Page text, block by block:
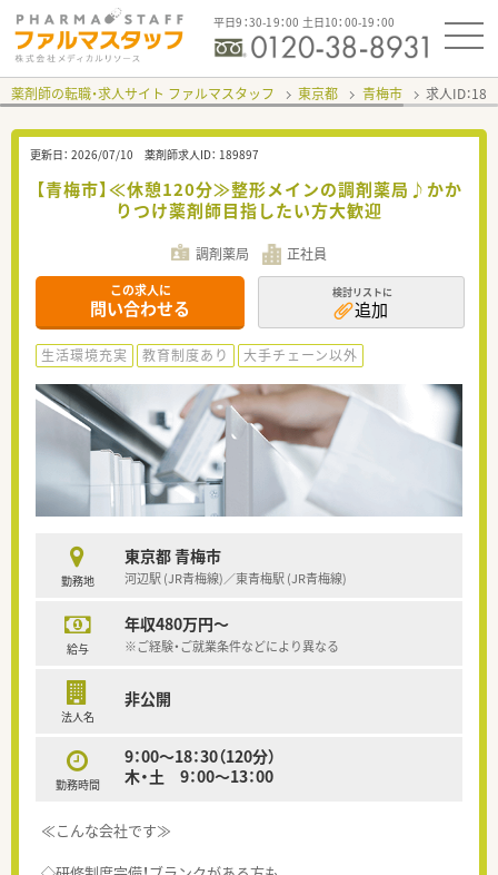
平日9：30-19：00 土日10：00-19：00
薬剤師の転職・求人サイト ファルマスタッフ 東京都 青梅市 求人ID：
更新日： 2026/07/10 薬剤師求人ID： 189897
【青梅市】≪休憩120分≫整形メインの調剤薬局♪かか
りつけ薬剤師目指したい方大歓迎
調剤薬局 正社員
この求人に
問い合わせる
検討リストに
追加
生活環境充実 教育制度あり 大手チェーン以外
勤務地
東京都 青梅市
河辺駅 (JR青梅線)／東青梅駅 (JR青梅線)
給与
年収480万円～
※ご経験・ご就業条件などにより異なる
法人名
非公開
勤務時間
9：00～18：30（120分）
木・土 9：00～13：00
≪こんな会社です≫